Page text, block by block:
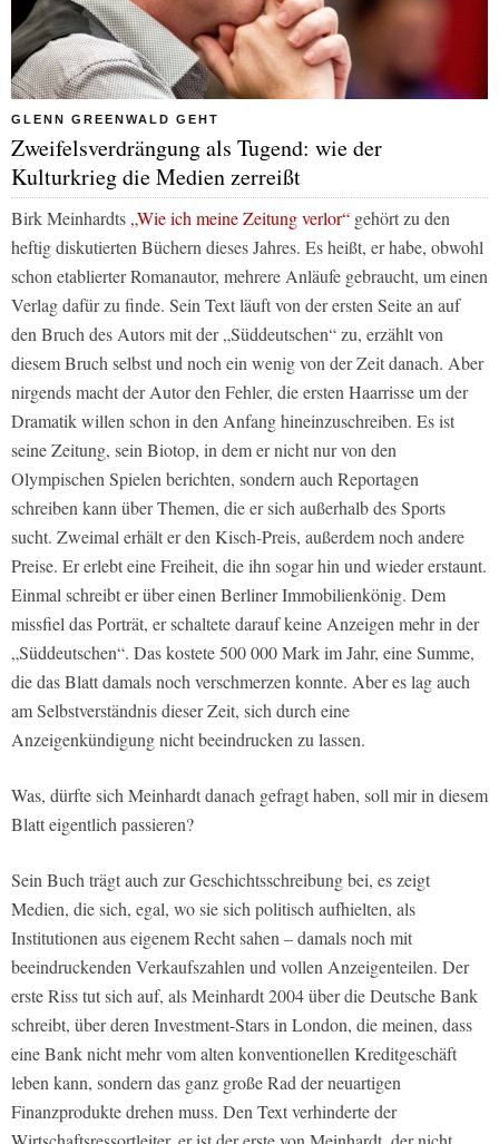
GLENN GREENWALD GEHT
Zweifelsverdrängung als Tugend: wie der
Kulturkrieg die Medien zerreißt
Birk Meinhardts„Wie ich meine Zeitung verlor“ gehört zu den
heftig diskutierten Büchern dieses Jahres. Es heißt, er habe, obwohl
schon etablierter Romanautor, mehrere Anläufe gebraucht, um einen
Verlag dafür zu finde. Sein Text läuft von der ersten Seite an auf
den Bruch des Autors mit der„Süddeutschen“zu, erzählt von
diesem Bruch selbst und noch ein wenig von der Zeit danach. Aber
nirgends macht der Autor den Fehler, die ersten Haarrisse um der
Dramatik willen schon in den Anfang hineinzuschreiben. Es ist
seine Zeitung, sein Biotop, in dem er nicht nur von den
Olympischen Spielen berichten, sondern auch Reportagen
schreiben kann über Themen, die er sich außerhalb des Sports
sucht. Zweimal erhält er den Kisch-Preis, außerdem noch andere
Preise. Er erlebt eine Freiheit, die ihn sogar hin und wieder erstaunt.
Einmal schreibt er über einen Berliner Immobilienkönig. Dem
missfiel das Porträt, er schaltete darauf keine Anzeigen mehr in der
„Süddeutschen“. Das kostete 500 000 Mark im Jahr, eine Summe,
die das Blatt damals noch verschmerzen konnte. Aber es lag auch
am Selbstverständnis dieser Zeit, sich durch eine
Anzeigenkündigung nicht beeindrucken zu lassen.
Was, dürfte sich Meinhardt danach gefragt haben, soll mir in diesem
Blatt eigentlich passieren?
Sein Buch trägt auch zur Geschichtsschreibung bei, es zeigt
Medien, die sich, egal, wo sie sich politisch aufhielten, als
Institutionen aus eigenem Recht sahen – damals noch mit
beeindruckenden Verkaufszahlen und vollen Anzeigenteilen. Der
erste Riss tut sich auf, als Meinhardt 2004 über die Deutsche Bank
schreibt, über deren Investment-Stars in London, die meinen, dass
eine Bank nicht mehr vom alten konventionellen Kreditgeschäft
leben kann, sondern das ganz große Rad der neuartigen
Finanzprodukte drehen muss. Den Text verhinderte der